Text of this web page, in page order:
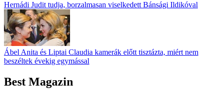
Hernádi Judit tudja, borzalmasan viselkedett Bánsági Ildikóval
Ábel Anita és Liptai Claudia kamerák előtt tisztázta, miért nem
beszéltek évekig egymással
Best Magazin